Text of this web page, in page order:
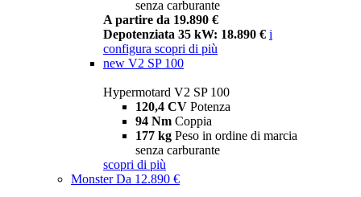
senza carburante
A partire da 19.890 €
Depotenziata 35 kW: 18.890 € i
configura scopri di più
new V2 SP 100
Hypermotard V2 SP 100
120,4 CV Potenza
94 Nm Coppia
177 kg Peso in ordine di marcia
senza carburante
scopri di più
MonsterDa 12.890 €